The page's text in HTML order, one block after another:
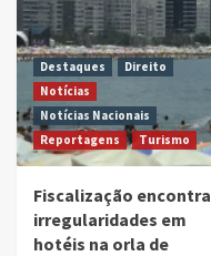
Destaques
Direito
Notícias
Notícias Nacionais
Reportagens
Turismo
Fiscalização encontra
irregularidades em
hotéis na orla de